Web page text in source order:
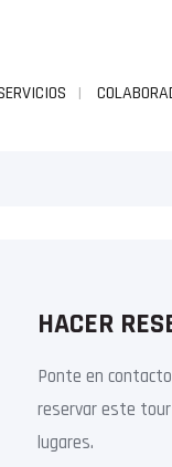
HACER
Ponte en
reservar este
lugares.